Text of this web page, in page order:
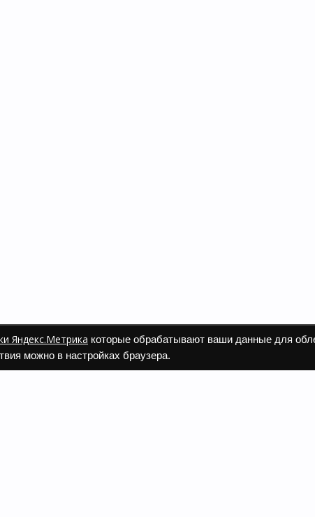
Яндекс.Метрика которые обрабатывают ваши данные для
можно в настройках браузера.